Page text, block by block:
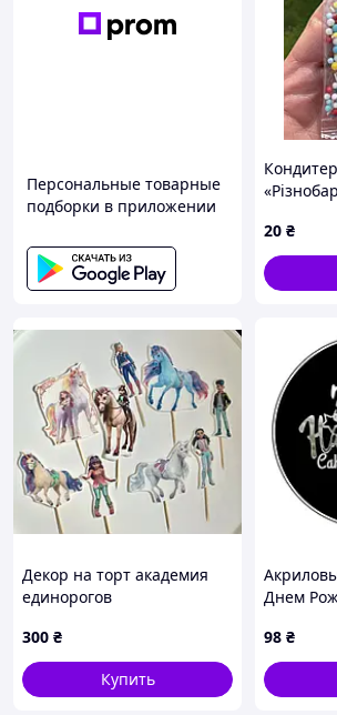
Персональные товарные
подборки в приложении
20 ₴
Декор на торт академия
единорогов
300 ₴
Купить
Днем
98 ₴